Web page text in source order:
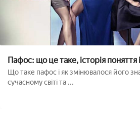
Пафос: що це таке, історія поняття
Що таке пафос і як змінювалося його
сучасному світі та ...